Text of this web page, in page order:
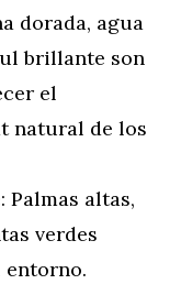
dorada, agua
brillante son
el
natural de los
Palmas altas,
verdes
entorno.